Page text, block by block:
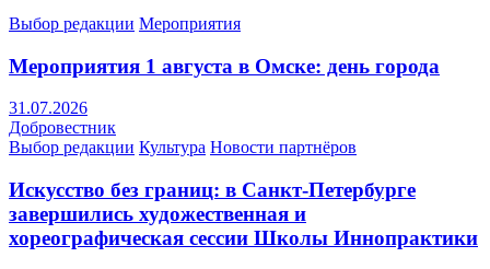
Выбор редакции Мероприятия
Мероприятия 1 августа в Омске: день города
31.07.2026
Добровестник
Выбор редакции Культура Новости партнёров
Искусство без границ: в Санкт-Петербурге
завершились художественная и
хореографическая сессии Школы Иннопрактики